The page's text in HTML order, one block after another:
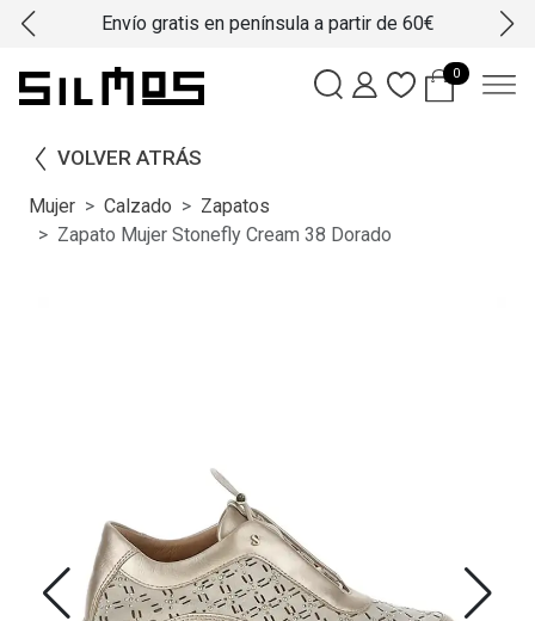
Envío gratis en península a partir de 60€
0
VOLVER ATRÁS
Mujer Calzado
Zapatos
Zapato Mujer Stonefly Cream 38 Dorado